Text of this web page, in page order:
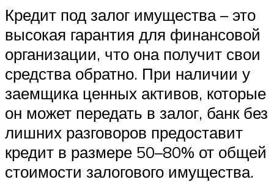
Кредит под залог имущества – это
высокая гарантия для финансовой
организации, что она получит свои
средства обратно. При наличии у
заемщика ценных активов, которые
он может передать в залог, банк без
лишних разговоров предоставит
кредит в размере 50–80% от общей
стоимости залогового имущества.